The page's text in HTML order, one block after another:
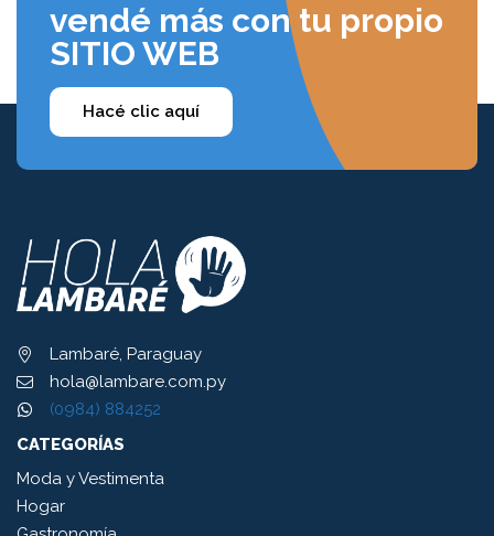
vendé más con tu propio
SITIO WEB
Hacé clic aquí
Lambaré, Paraguay
hola@lambare.com.py
(0984) 884252
CATEGORÍAS
Moda y Vestimenta
Hogar